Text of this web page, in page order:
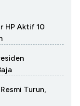
HP Aktif 10
Turun,